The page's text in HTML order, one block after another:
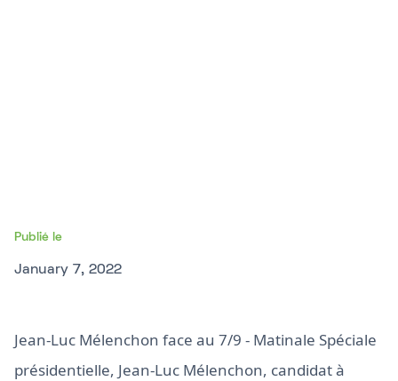
Publié le
January 7, 2022
Jean-Luc Mélenchon face au 7/9 - Matinale Spéciale
présidentielle, Jean-Luc Mélenchon, candidat à